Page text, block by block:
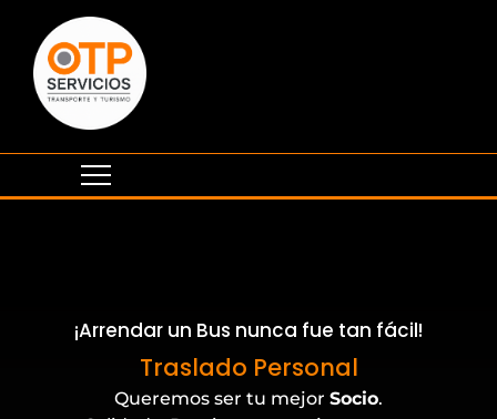
¡Arrendar un Bus nunca fue tan fácil!
Traslado Personal
Eventos Corporativos
Queremos ser tu mejor Socio.